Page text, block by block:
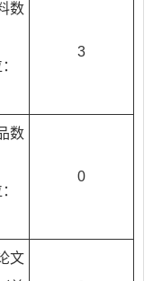
数
3
数
0
文